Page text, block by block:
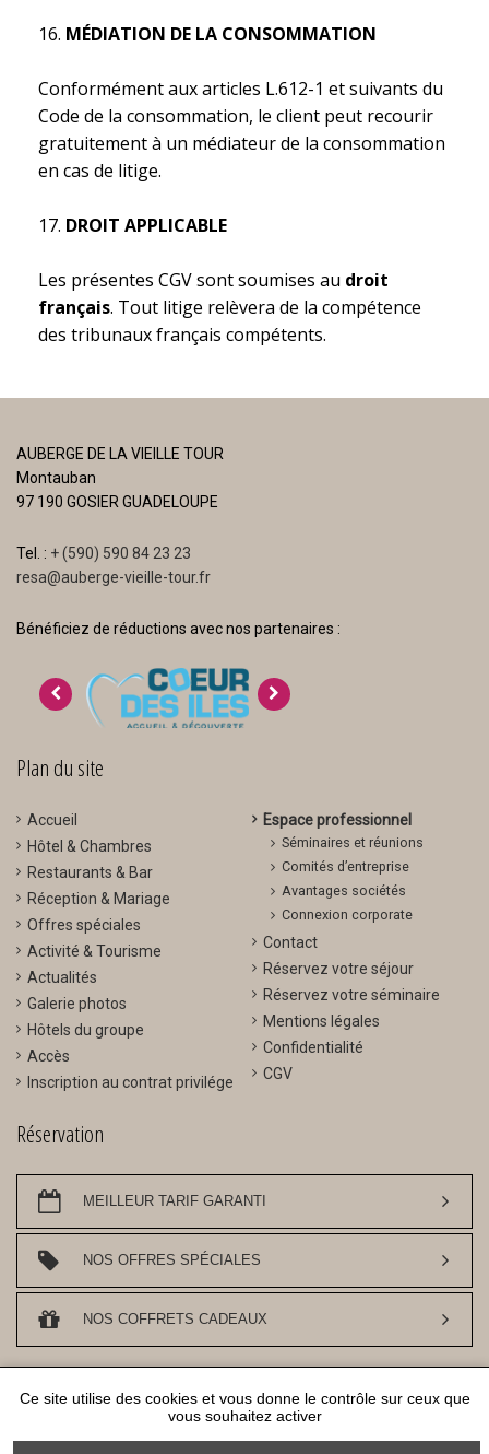
MÉDIATION DE LA CONSOMMATION
Conformément aux articles L.612-1 et suivants du
Code de la consommation, le client peut recourir
gratuitement à un médiateur de la consommation
en cas de litige.
DROIT APPLICABLE
Les présentes CGV sont soumises au droit
français. Tout litige relèvera de la compétence
des tribunaux français compétents.
AUBERGE DE LA VIEILLE TOUR
Montauban
97 190 GOSIER GUADELOUPE
Tel. : + (590) 590 84 23 23
resa@auberge-vieille-tour.fr
Bénéficiez de réductions avec nos partenaires :
Plan du site
Accueil
Hôtel & Chambres
Restaurants & Bar
Réception & Mariage
Offres spéciales
Activité & Tourisme
Actualités
Galerie photos
Hôtels du groupe
Accès
Inscription au contrat privilége
Espace professionnel
Séminaires et réunions
Comités d’entreprise
Avantages sociétés
Connexion corporate
Contact
Réservez votre séjour
Réservez votre séminaire
Mentions légales
Confidentialité
CGV
Réservation
MEILLEUR TARIF GARANTI
NOS OFFRES SPÉCIALES
NOS COFFRETS CADEAUX
GESTION DES COOKIES
Ce site utilise des cookies et vous donne le contrôle sur ceux que
vous souhaitez activer